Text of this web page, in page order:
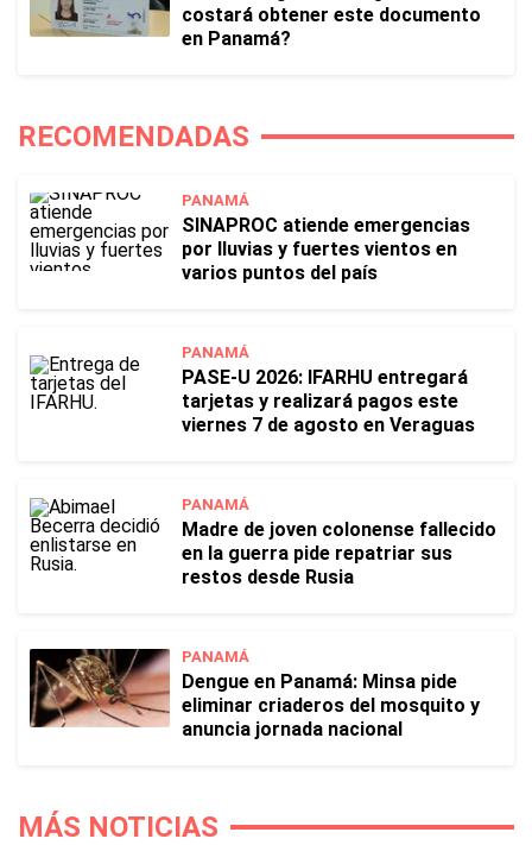
costará obtener este documento
en Panamá?
RECOMENDADAS
PANAMÁ
SINAPROC atiende emergencias
por lluvias y fuertes vientos en
varios puntos del país
PANAMÁ
PASE-U 2026: IFARHU entregará
tarjetas y realizará pagos este
viernes 7 de agosto en Veraguas
PANAMÁ
Madre de joven colonense fallecido
en la guerra pide repatriar sus
restos desde Rusia
PANAMÁ
Dengue en Panamá: Minsa pide
eliminar criaderos del mosquito y
anuncia jornada nacional
MÁS NOTICIAS